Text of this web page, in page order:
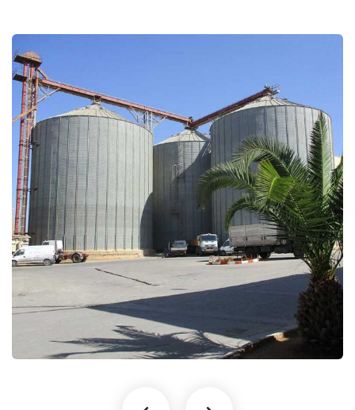
Moulin du Sahel Zéralda
Aménagements des plans et suivi
Détection d’incendie
Réseau a eau anti incendie